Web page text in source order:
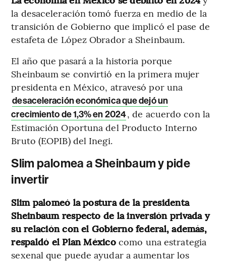
la desaceleración tomó fuerza en medio de la
transición de Gobierno que implicó el pase de
estafeta de López Obrador a Sheinbaum.
El año que pasará a la historia porque
Sheinbaum se convirtió en la primera mujer
presidenta en México, atravesó por una
desaceleración económica que dejó un
crecimiento de 1,3% en 2024, de acuerdo con la
Estimación Oportuna del Producto Interno
Bruto (EOPIB) del Inegi.
Slim palomea a Sheinbaum y pide
invertir
Slim palomeó la postura de la presidenta
Sheinbaum respecto de la inversión privada y
su relación con el Gobierno federal, además,
respaldó el Plan Méxicocomo una estrategia
sexenal que puede ayudar a aumentar los